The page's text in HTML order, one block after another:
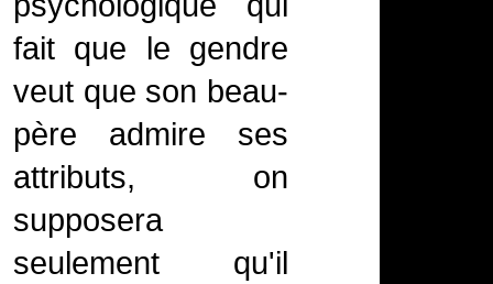
fait que le gendre
veut que son beau-
père admire ses
attributs, on
supposera
seulement qu'il